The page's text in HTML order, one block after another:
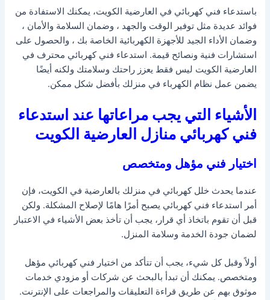
باستدعاء فني كهربائي في العارضية الكويت، يمكنك الاستفادة من
فوائد عديدة مثل توفير الوقت والجهد ، وضمان السلامة والأمان ،
وضمان الأداء الجيد للأجهزة الكهربائية الخاصة بك ، والحصول على
استشارات فنية ونصائح قيمة. استدعاء فني كهربائي محترف في
العارضية الكويت ليس فقط يعزز راحتك وسلامتك ولكنه أيضًا
يضمن عمل نظام الكهرباء في منزلك بأفضل شكل ممكن.
الأشياء التي يجب مراعاتها عند استدعاء
فني كهربائي منازل العارضية الكويت
اختيار فني مؤهل ومتخصص
عندما يحدث خلل كهربائي في منزلك بالعارضية في الكويت، فإن
أمر استدعاء فني كهربائي يصبح أمرًا هامًا لإصلاح المشكلة. ولكن
قبل أن تقوم باتخاذ أي قرار، يجب أن تأخذ بعض الأشياء في الاعتبار
لضمان جودة الخدمة وسلامة المنزل.
أولاً وقبل كل شيء، يجب أن تتأكد من اختيار فني كهربائي مؤهل
ومتخصص. يمكنك أن تبدأ بالبحث عن شركات أو مزودي خدمات
موثوق بهم عن طريق قراءة التعليقات والمراجعات على الإنترنت.